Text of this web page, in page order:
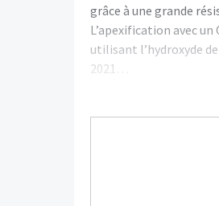
grâce à une grande
L’apexification avec
utilisant l’hydroxyde
2021…